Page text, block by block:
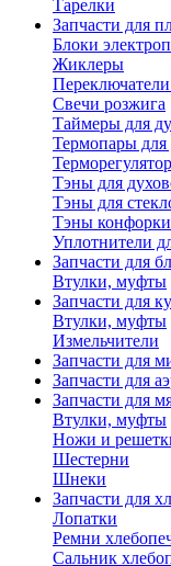
Тарелки
Запчасти для
Блоки
Жиклеры
Свечи розжига
Таймеры для
Термопары для
Тэны для
Тэны для
Тэны конфорки
Уплотнители
Запчасти для
Втулки, муфты
Запчасти для
Втулки, муфты
Измельчители
Запчасти для
Запчасти для
Запчасти для
Втулки, муфты
Ножи и
Шестерни
Шнеки
Запчасти для
Лопатки
Ремни
Сальник